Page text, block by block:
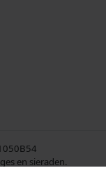
en sieraden.